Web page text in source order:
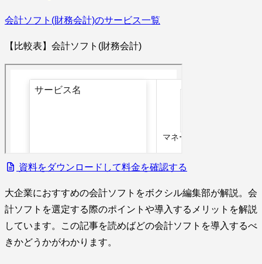
会計ソフト(財務会計)のサービス一覧
【比較表】会計ソフト(財務会計)
資料をダウンロードして料金を確認する
大企業におすすめの会計ソフトをボクシル編集部が解説。会
計ソフトを選定する際のポイントや導入するメリットを解説
しています。この記事を読めばどの会計ソフトを導入するべ
きかどうかがわかります。